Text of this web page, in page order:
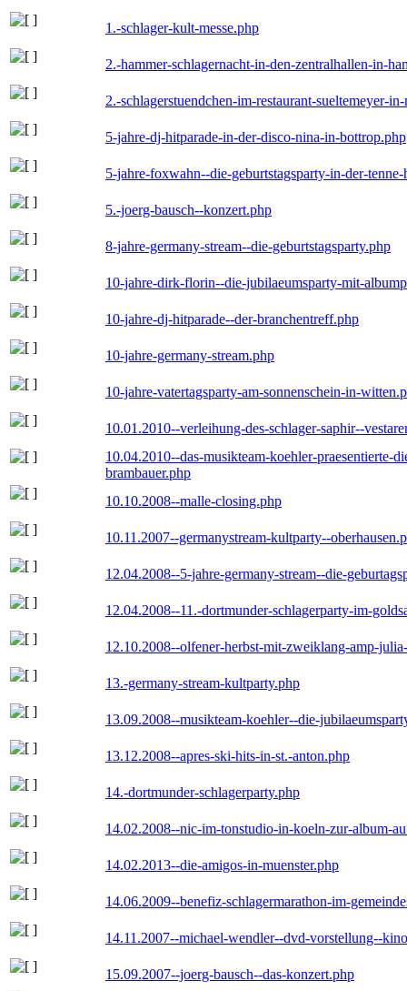
1.-schlager-kult-messe.php
2.-hammer-schlagernacht-in-den-zentralhallen-in-
2.-schlagerstuendchen-im-restaurant-sueltemeyer-
5-jahre-dj-hitparade-in-der-disco-nina-in-bottrop.php
5-jahre-foxwahn--die-geburtstagsparty-in-der-tenne-
5.-joerg-bausch--konzert.php
8-jahre-germany-stream--die-geburtstagsparty.php
10-jahre-dirk-florin--die-jubilaeumsparty-mit-
10-jahre-dj-hitparade--der-branchentreff.php
10-jahre-germany-stream.php
10-jahre-vatertagsparty-am-sonnenschein-in-
10.01.2010--verleihung-des-schlager-saphir--
10.04.2010--das-musikteam-koehler-praesentierte-
brambauer.php
10.10.2008--malle-closing.php
10.11.2007--germanystream-kultparty--
12.04.2008--5-jahre-germany-stream--die-
12.04.2008--11.-dortmunder-schlagerparty-im-
12.10.2008--olfener-herbst-mit-zweiklang-amp-
13.-germany-stream-kultparty.php
13.09.2008--musikteam-koehler--die-
13.12.2008--apres-ski-hits-in-st.-anton.php
14.-dortmunder-schlagerparty.php
14.02.2008--nic-im-tonstudio-in-koeln-zur-album-
14.02.2013--die-amigos-in-muenster.php
14.06.2009--benefiz-schlagermarathon-im-
14.11.2007--michael-wendler--dvd-vorstellung--
15.09.2007--joerg-bausch--das-konzert.php